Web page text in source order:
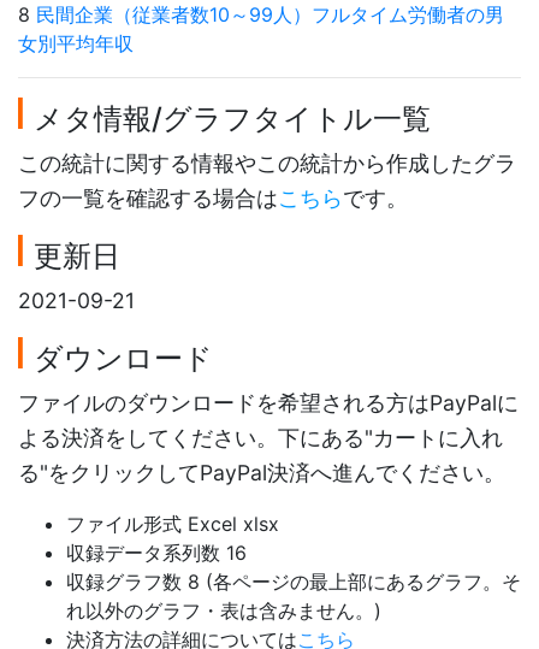
8 民間企業（従業者数10～99人）フルタイム労働者の男
女別平均年収
メタ情報/グラフタイトル一覧
この統計に関する情報やこの統計から作成したグラ
フの一覧を確認する場合はこちらです。
更新日
2021-09-21
ダウンロード
ファイルのダウンロードを希望される方はPayPalに
よる決済をしてください。下にある"カートに入れ
る"をクリックしてPayPal決済へ進んでください。
ファイル形式 Excel xlsx
収録データ系列数 16
収録グラフ数 8 (各ページの最上部にあるグラフ。そ
れ以外のグラフ・表は含みません。)
決済方法の詳細についてはこちら